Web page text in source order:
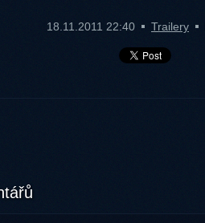
18.11.2011 22:40 Trailery